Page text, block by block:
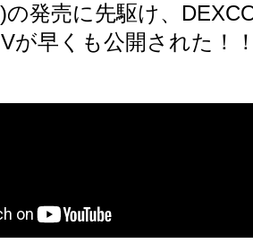
の発売に先駆け、
が早くも公開された！